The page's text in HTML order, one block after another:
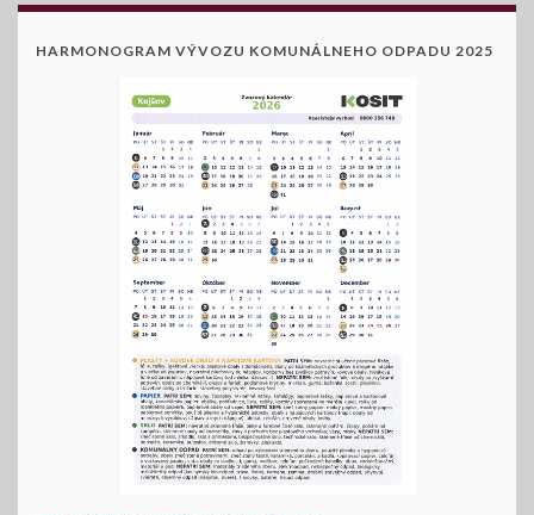
HARMONOGRAM VÝVOZU KOMUNÁLNEHO ODPADU 2025